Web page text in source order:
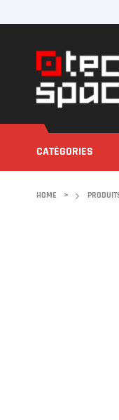
CATÉGORIES
HOME >